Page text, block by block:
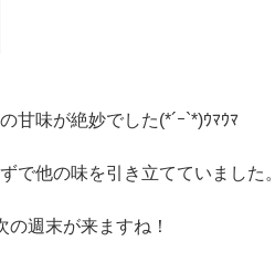
甘味が絶妙でした(*´ｰ`*)ｳﾏｳﾏ
で他の味を引き立てていました。
週末が来ますね！